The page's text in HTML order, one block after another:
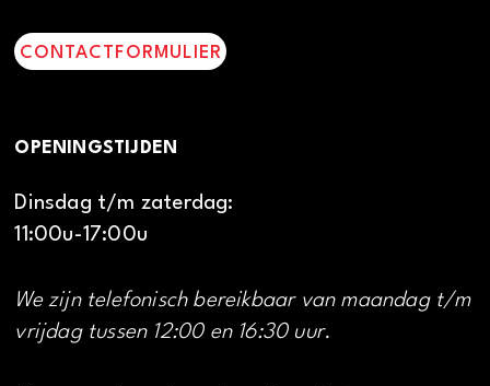
CONTACTFORMULIER
OPENINGSTIJDEN
Dinsdag t/m zaterdag:
11:00u-17:00u
We zijn telefonisch bereikbaar van maandag t/m
vrijdag tussen 12:00 en 16:30 uur.